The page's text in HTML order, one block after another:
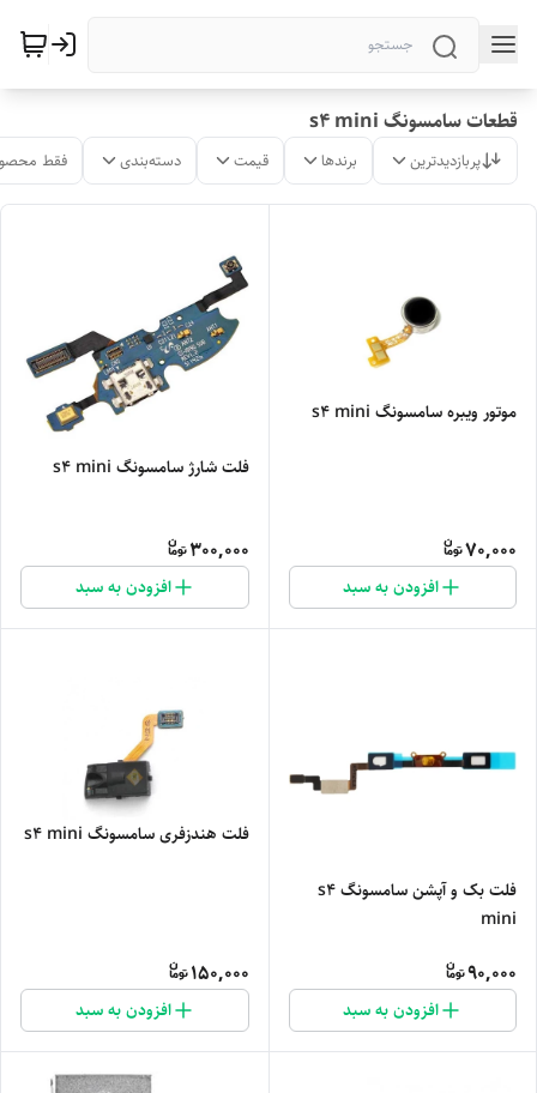
قطعات سامسونگ s4 mini
پربازدیدترین برندها قیمت دسته‌بندی فقط
موتور ویبره سامسونگ s4 mini
70,000
افزودن به سبد
فلت شارژ سامسونگ s4 mini
300,000
افزودن به سبد
فلت بک و آپشن سامسونگ s4
mini
90,000
افزودن به سبد
فلت هندزفری سامسونگ s4 mini
150,000
افزودن به سبد